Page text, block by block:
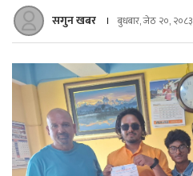
सगुन खबर बुधबार, जेठ २०, २०८३